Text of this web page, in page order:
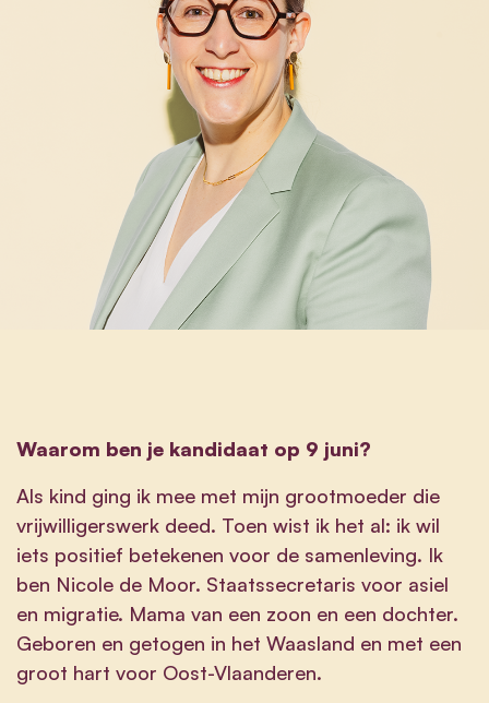
Waarom ben je kandidaat op 9 juni?
Als kind ging ik mee met mijn grootmoeder die
vrijwilligerswerk deed. Toen wist ik het al: ik wil
iets positief betekenen voor de samenleving. Ik
ben Nicole de Moor. Staatssecretaris voor asiel
en migratie. Mama van een zoon en een dochter.
Geboren en getogen in het Waasland en met een
groot hart voor Oost-Vlaanderen.